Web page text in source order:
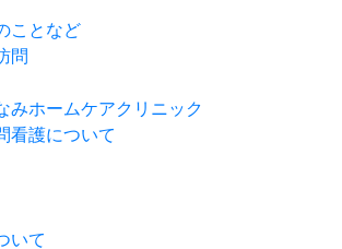
ことなど
問
みホームケアクリニック
看護について
いて